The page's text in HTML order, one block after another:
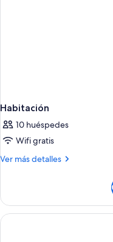
Habitación
10 huéspedes
Wifi gratis
Ver más detalles
Más